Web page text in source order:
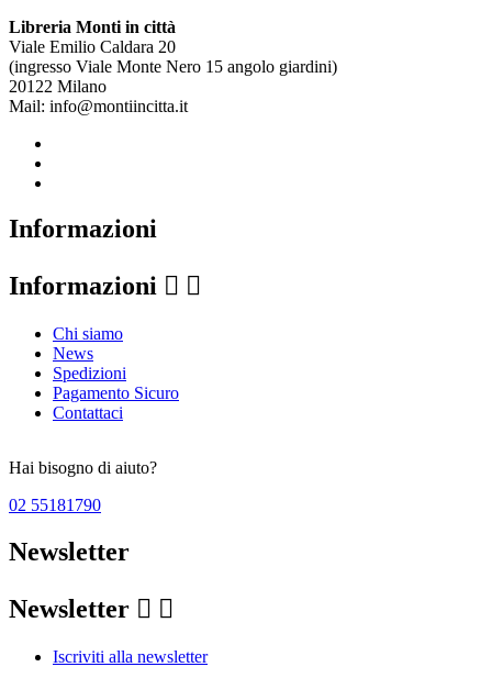
Libreria Monti in città
Viale Emilio Caldara 20
(ingresso Viale Monte Nero 15 angolo giardini)
20122 Milano
Mail: info@montiincitta.it
Informazioni
Informazioni  
Chi siamo
News
Spedizioni
Pagamento Sicuro
Contattaci
Hai bisogno di aiuto?
02 55181790
Newsletter
Newsletter  
Iscriviti alla newsletter